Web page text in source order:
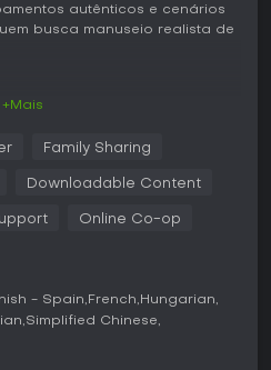
autênticos e cenários
busca manuseio realista de
com 3000 kW de potência e
gira em torno de transportar
como os hoppers Falns 441V
gasolina ou diesel. A física
o deslocamento de
a estabilidade e o controle
ou freadas.
+Mais
Family Sharing
Downloadable Content
Online Co-op
- Spain French Hungarian
Simplified Chinese